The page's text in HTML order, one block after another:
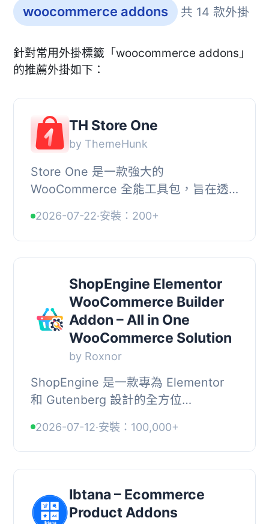
woocommerce addons 共 14 款外掛
針對常用外掛標籤「woocommerce addons」
的推薦外掛如下：
TH Store One
by ThemeHunk
Store One 是一款強大的
WooCommerce 全能工具包，旨在透
增強您的網路商店。它改善產品展示、
優化購物體驗並簡化商店管理...
2026-07-22·安裝：200+
ShopEngine Elementor
WooCommerce Builder
Addon – All in One
WooCommerce Solution
by Roxnor
ShopEngine 是一款專為 Elementor
和 Gutenberg 設計的全方位
功能以簡化網路商店的建立過程，讓使
用者能輕鬆設計出專業的線...
2026-07-12·安裝：100,000+
Ibtana – Ecommerce
Product Addons